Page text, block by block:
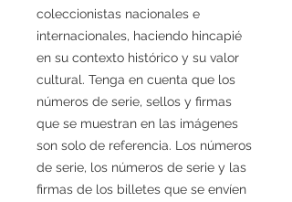
coleccionistas nacionales e
internacionales, haciendo hincapié
en su contexto histórico y su valor
cultural. Tenga en cuenta que los
números de serie, sellos y firmas
que se muestran en las imágenes
son solo de referencia. Los números
de serie, los números de serie y las
firmas de los billetes que se envíen